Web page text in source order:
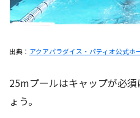
出典： アクアパラダイス・パティオ公式ホ
25mプールはキャップが必
ょう。